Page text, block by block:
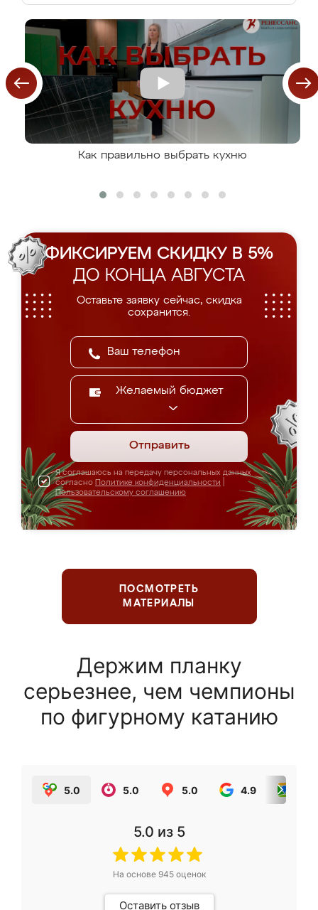
Как правильно выбрать кухню
ФИКСИРУЕМ СКИДКУ В 5%
ДО КОНЦА АВГУСТА
Оставьте заявку сейчас, скидка
сохранится.
Желаемый бюджет
Отправить
Я соглашаюсь на передачу персональных данных
согласно Политике конфиденциальности
Пользовательскому соглашению
ПОСМОТРЕТЬ
МАТЕРИАЛЫ
Держим планку
серьезнее, чем чемпионы
по фигурному катанию
5.0 5.0 5.0 4.9
5.0 из 5
На основе 945оценок
Оставить отзыв